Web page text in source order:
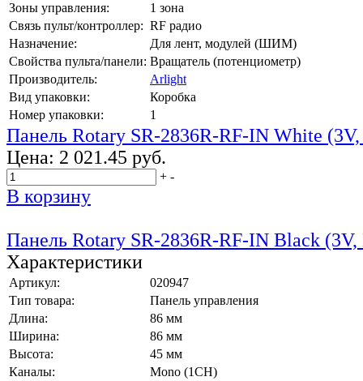
Зоны управления:
1 зона
Связь пульт/контроллер: RF радио
Назначение:
Для лент, модулей (ШИМ)
Свойства пульта/панели: Вращатель (потенциометр)
Производитель:
Arlight
Вид упаковки:
Коробка
Номер упаковки:
1
Панель Rotary SR-2836R-RF-IN White
Цена: 2 021.45 руб.
+ -
В корзину
Панель Rotary SR-2836R-RF-IN Black
Характеристики
Артикул:
020947
Тип товара:
Панель управления
Длина:
86 мм
Ширина:
86 мм
Высота:
45 мм
Каналы:
Mono (1CH)